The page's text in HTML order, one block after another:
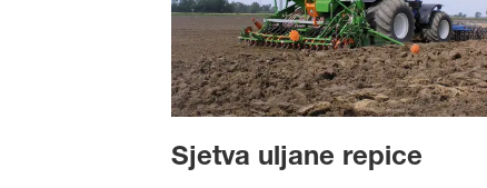
Sjetva uljane repice